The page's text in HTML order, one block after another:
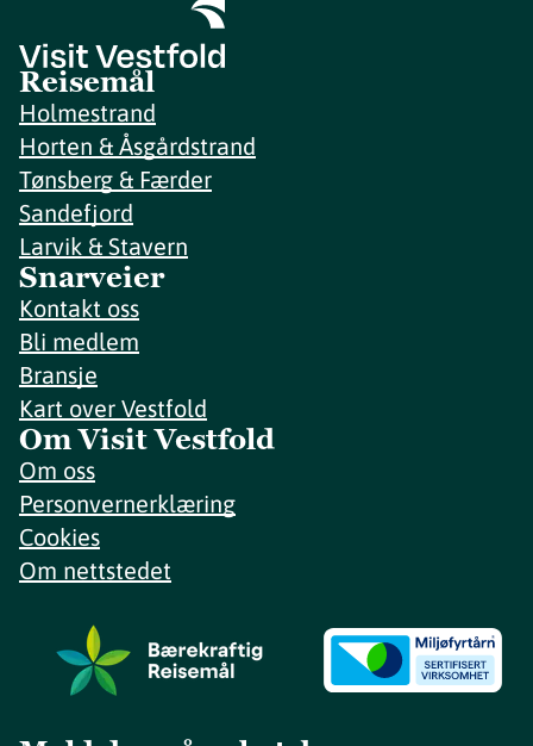
Reisemål
Holmestrand
Horten & Åsgårdstrand
Tønsberg & Færder
Sandefjord
Larvik & Stavern
Snarveier
Kontakt oss
Bli medlem
Bransje
Kart over Vestfold
Om Visit Vestfold
Om oss
Personvernerklæring
Cookies
Om nettstedet